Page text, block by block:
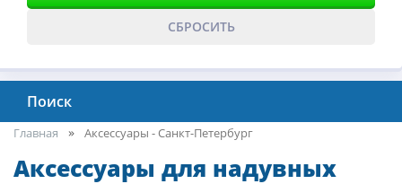
СБРОСИТЬ
Поиск
Главная Аксессуары - Санкт-Петербург
Аксессуары для надувных